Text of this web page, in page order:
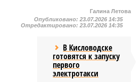
Галина Летова
Опубликовано: 23.07.2026 14:35
Отредактировано: 23.07.2026 14:35
В Кисловодске
готовятся к запуску
первого
электротакси